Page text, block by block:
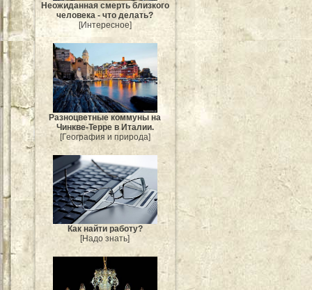
Неожиданная смерть близкого
человека - что делать?
[Интересное]
Разноцветные коммуны на
Чинкве-Терре в Италии.
[География и природа]
Как найти работу?
[Надо знать]